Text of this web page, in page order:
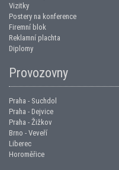
Vizitky
Postery na konference
Firemní blok
Reklamní plachta
Diplomy
Provozovny
Praha - Suchdol
Praha - Dejvice
Praha - Žižkov
Brno - Veveří
Liberec
Horoměřice